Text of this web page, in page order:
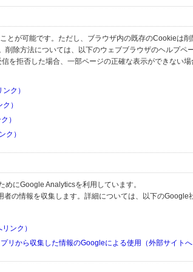
とが可能です。ただし、ブラウザ内の既存のCookieは
除方法については、以下のウェブブラウザのヘルプペ
を拒否した場合、一部ページの正確な表示ができない
ク）
）
）
ク）
にGoogle Analyticsを利用しています。
の情報を収集します。詳細については、以下のGoogle
ンク）
リから収集した情報のGoogleによる使用（外部サイトへ